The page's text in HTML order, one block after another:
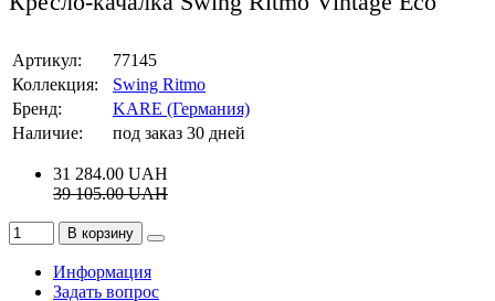
Артикул:
77145
Коллекция:
Swing Ritmo
Бренд:
KARE (Германия)
Наличие:
под заказ 30 дней
31 284.00 UAH
39 105.00UAH
В корзину
Информация
Задать вопрос